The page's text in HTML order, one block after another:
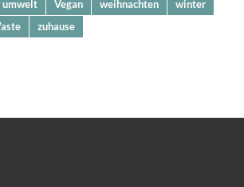
umwelt Vegan weihnachten
winter
zuhause